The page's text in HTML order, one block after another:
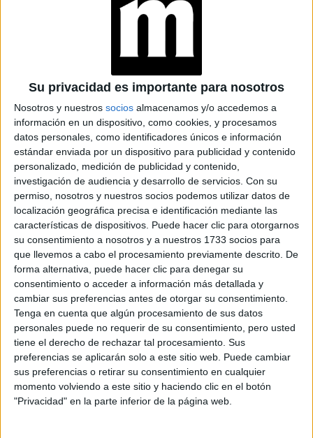
Su privacidad es importante para nosotros
Nosotros y nuestros socios almacenamos y/o accedemos a
información en un dispositivo, como cookies, y procesamos
datos personales, como identificadores únicos e información
estándar enviada por un dispositivo para publicidad y contenido
personalizado, medición de publicidad y contenido,
investigación de audiencia y desarrollo de servicios. Con su
permiso, nosotros y nuestros socios podemos utilizar datos de
localización geográfica precisa e identificación mediante las
características de dispositivos. Puede hacer clic para otorgarnos
su consentimiento a nosotros y a nuestros 1733 socios para
que llevemos a cabo el procesamiento previamente descrito. De
forma alternativa, puede hacer clic para denegar su
consentimiento o acceder a información más detallada y
cambiar sus preferencias antes de otorgar su consentimiento.
Tenga en cuenta que algún procesamiento de sus datos
personales puede no requerir de su consentimiento, pero usted
tiene el derecho de rechazar tal procesamiento. Sus
preferencias se aplicarán solo a este sitio web. Puede cambiar
sus preferencias o retirar su consentimiento en cualquier
momento volviendo a este sitio y haciendo clic en el botón
"Privacidad" en la parte inferior de la página web.
y más de su inconfundible magia.
TAMBIÉN TE PUEDE INTERESAR
MOM JEANS: EL
MODELO DE DENIM
MÁS FAVORECEDOR
Y QUE NUNCA PASA
DE MODA
TECNOMODA 2026:
CUANDO LA MODA
ARGENTINA SE
ENCUENTRA CON LA
IA
JEANS
ACAMPANADOS DE
REGRESO: IDEAS DE
LOOKS CON
BÁSICOS
LOOKS BÁSICOS
CON JEANS ANCHOS
PARA CERRAR EL
INVIERNO 2026